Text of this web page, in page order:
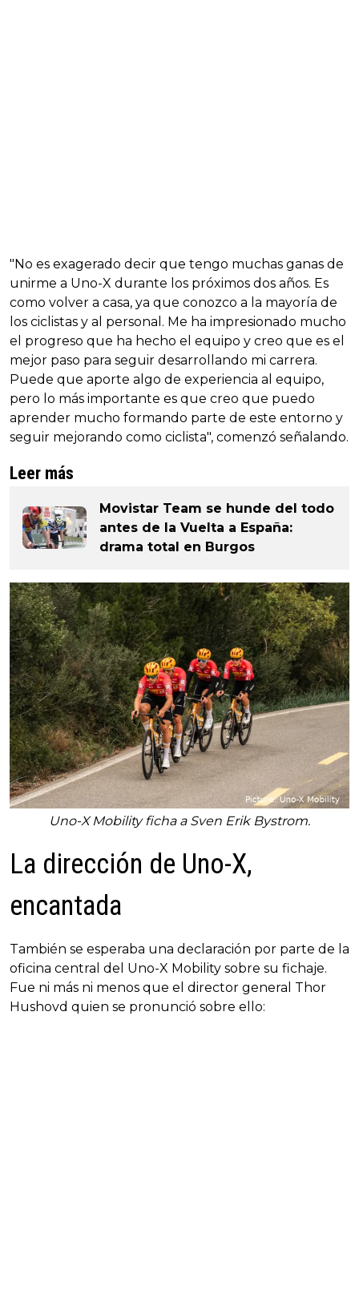
"No es exagerado decir que tengo muchas ganas de
unirme a Uno-X durante los próximos dos años. Es
como volver a casa, ya que conozco a la mayoría de
los ciclistas y al personal. Me ha impresionado mucho
el progreso que ha hecho el equipo y creo que es el
mejor paso para seguir desarrollando mi carrera.
Puede que aporte algo de experiencia al equipo,
pero lo más importante es que creo que puedo
aprender mucho formando parte de este entorno y
seguir mejorando como ciclista", comenzó señalando.
Leer más
Movistar Team se hunde del todo
antes de la Vuelta a España:
drama total en Burgos
Uno-X Mobility ficha a Sven Erik Bystrom.
La dirección de Uno-X,
encantada
También se esperaba una declaración por parte de la
oficina central del Uno-X Mobility sobre su fichaje.
Fue ni más ni menos que el director general Thor
Hushovd quien se pronunció sobre ello: